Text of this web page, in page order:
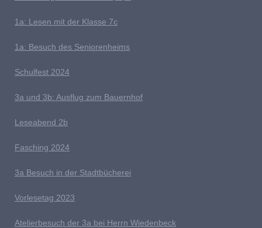
1a: Lesen mit der Klasse 7c
1a: Besuch des Seniorenheims
Schulfest 2024
3a und 3b: Ausflug zum Bauernhof
L eseabend 2b
Fasching 2024
3a Besuch in der Stadtbücherei
Vorlesetag 2023
Atelierbesuch der 3a bei Herrn Wiedenbeck